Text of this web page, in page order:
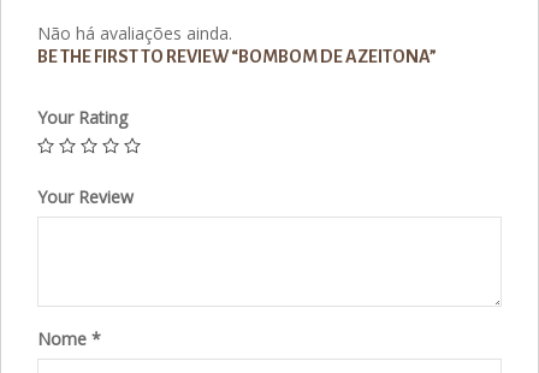
Não há avaliações ainda.
BE THE FIRST TO REVIEW “BOMBOM DE AZEITONA”
Your Rating
Your Review
Nome *